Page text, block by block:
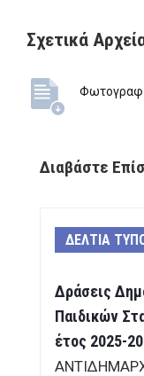
Σχετικά
Διαβάστε
ΔΕΛΤΙΑ
Δράσεις
Παιδικών
έτος 2025-